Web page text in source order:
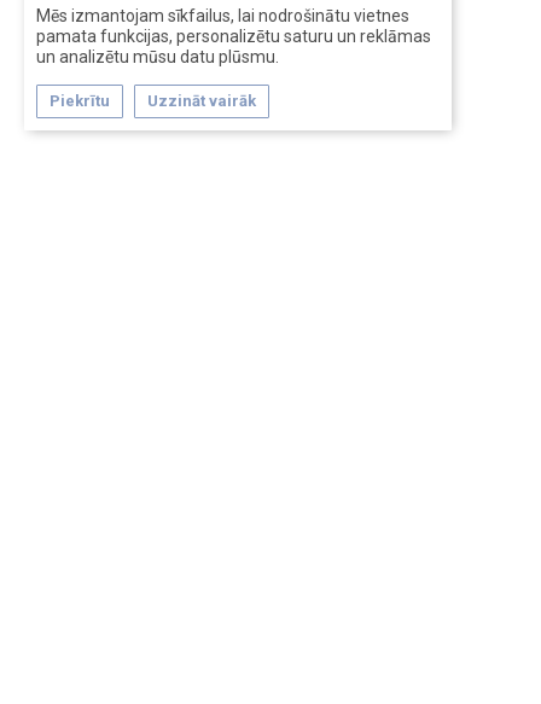
Mēs izmantojam sīkfailus, lai nodrošinātu vietnes
pamata funkcijas, personalizētu saturu un reklāmas
un analizētu mūsu datu plūsmu.
Piekrītu Uzzināt vairāk